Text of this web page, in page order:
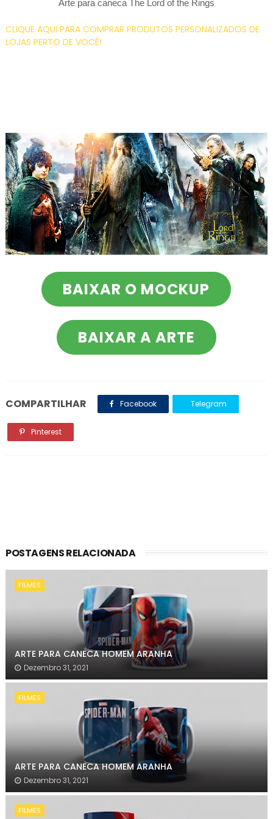
Arte para caneca The Lord of the Rings
CLIQUE AQUI PARA COMPRAR PRODUTOS PERSONALIZADOS DE
LOJAS PERTO DE VOCÊ!
BAIXAR O MOCKUP
BAIXAR A ARTE
COMPARTILHAR Facebook Telegram
Pinterest
POSTAGENS RELACIONADA
FILMES
ARTE PARA CANECA HOMEM ARANHA
Dezembro 31, 2021
FILMES
ARTE PARA CANECA HOMEM ARANHA
Dezembro 31, 2021
FILMES